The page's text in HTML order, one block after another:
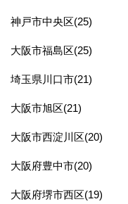
神戸市中央区(25)
大阪市福島区(25)
埼玉県川口市(21)
大阪市旭区(21)
大阪市西淀川区(20)
大阪府豊中市(20)
大阪府堺市西区(19)